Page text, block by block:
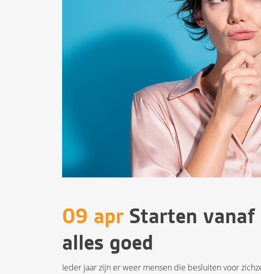
09 apr Starten vanaf
alles goed
Ieder jaar zijn er weer mensen die besluiten voor